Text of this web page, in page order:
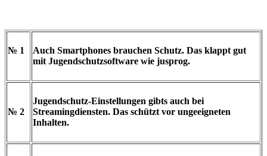
№ 1
Auch Smartphones brauchen Schutz. Das klappt gut
mit Jugendschutzsoftware wie jusprog.
№ 2
Jugendschutz-Einstellungen gibts auch bei
Streamingdiensten. Das schützt vor ungeeigneten
Inhalten.